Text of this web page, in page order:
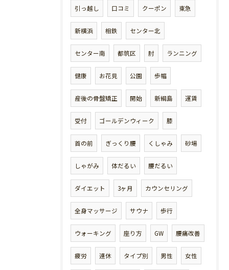
引っ越し 口コミ クーポン 東急
新横浜 相鉄 センター北
センター南 都筑区 肘 ランニング
健康 お花見 公園 歩幅
産後の骨盤矯正 開始 新綱島 運賃
受付 ゴールデンウィーク 膝
首の前 ぎっくり腰 くしゃみ 砂場
しゃがみ 体だるい 腰だるい
ダイエット 3ヶ月 カウンセリング
全身マッサージ サウナ 歩行
ウォーキング 座り方 GW 腰痛改善
疲労 連休 タイプ別 男性 女性